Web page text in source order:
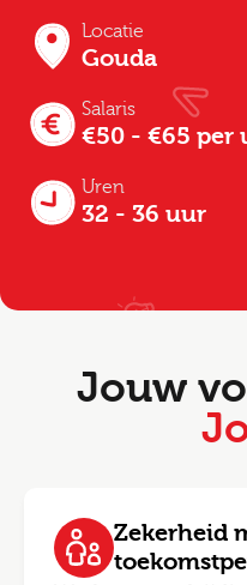
Locatie
Gouda
Salaris
€50 - €65 per
Uren
32 - 36 uur
Jouw
Zekerheid